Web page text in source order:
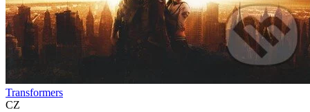
Transformers
CZ